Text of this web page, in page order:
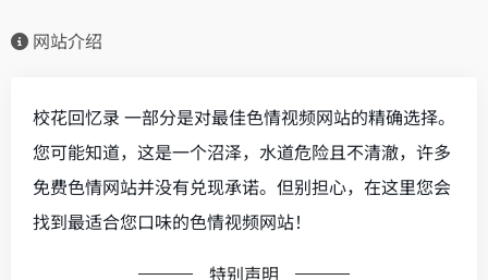
网站介绍
校花回忆录 一部分是对最佳色情视频网站的精确选择。
您可能知道，这是一个沼泽，水道危险且不清澈，许多
免费色情网站并没有兑现承诺。但别担心，在这里您会
找到最适合您口味的色情视频网站！
特别声明